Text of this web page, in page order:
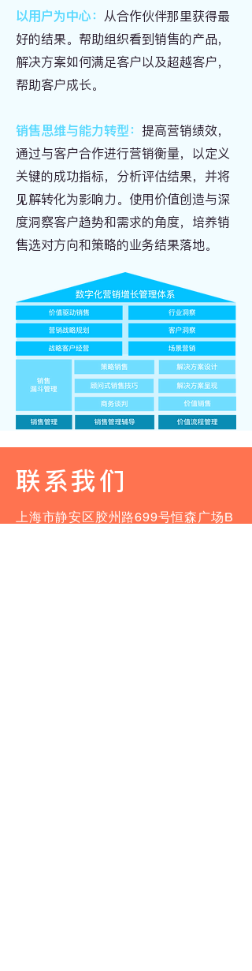
以用户为中心： 从合作伙伴那里获得最
好的结果。帮助组织看到销售的产品，
解决方案如何满足客户以及超越客户，
帮助客户成长。
销售思维与能力转型： 提高营销绩效，
通过与客户合作进行营销衡量，以定义
关键的成功指标，分析评估结果，并将
见解转化为影响力。使用价值创造与深
度洞察客户趋势和需求的角度，培养销
售选对方向和策略的业务结果落地。
​联系我们
上海市静安区胶州路699号恒森广场B